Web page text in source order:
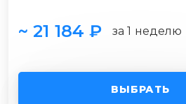
~ 21 184 ₽ за 1 неделю
ВЫБРАТЬ